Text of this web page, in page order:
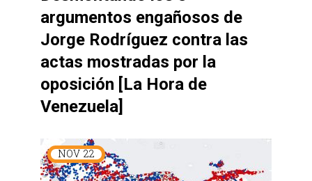
argumentos engañosos de
Jorge Rodríguez contra las
actas mostradas por la
oposición [La Hora de
Venezuela]
NOV 22